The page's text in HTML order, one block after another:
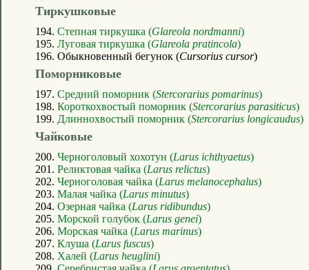
Тиркушковые
194. Степная тиркушка (Glareola nordmanni)
195. Луговая тиркушка (Glareola pratincola)
196. Обыкновенный бегунок (Cursorius cursor)
Поморниковые
197. Средний поморник (Stercorarius pomarinus)
198. Короткохвостый поморник (Stercorarius parasiticus)
199. Длиннохвостый поморник (Stercorarius longicaudus)
Чайковые
200. Черноголовый хохотун (Larus ichthyaetus)
201. Реликтовая чайка (Larus relictus)
202. Черноголовая чайка (Larus melanocephalus)
203. Малая чайка (Larus minutus)
204. Озерная чайка (Larus ridibundus)
205. Морской голубок (Larus genei)
206. Морская чайка (Larus marinus)
207. Клуша (Larus fuscus)
208. Халей (Larus heuglini)